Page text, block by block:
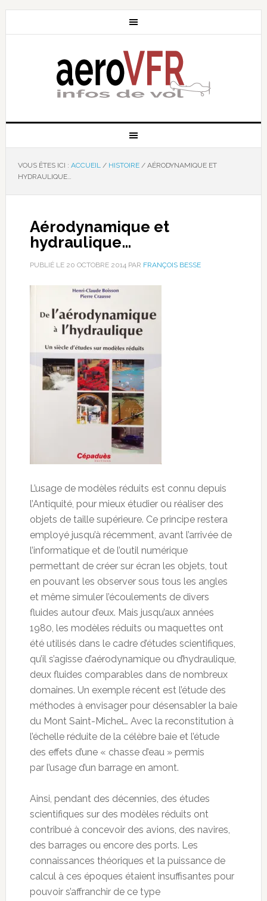
VOUS ÊTES ICI : ACCUEIL / HISTOIRE /AÉRODYNAMIQUE ET
HYDRAULIQUE…
Aérodynamique et
hydraulique…
PUBLIÉ LE 20 OCTOBRE 2014PAR FRANÇOIS BESSE
L’usage de modèles réduits est connu depuis
l’Antiquité, pour mieux étudier ou réaliser des
objets de taille supérieure. Ce principe restera
employé jusqu’à récemment, avant l’arrivée de
l’informatique et de l’outil numérique
permettant de créer sur écran les objets, tout
en pouvant les observer sous tous les angles
et même simuler l’écoulements de divers
fluides autour d’eux. Mais jusqu’aux années
1980, les modèles réduits ou maquettes ont
été utilisés dans le cadre d’études scientifiques,
qu’il s’agisse d’aérodynamique ou d’hydraulique,
deux fluides comparables dans de nombreux
domaines. Un exemple récent estl’étude des
méthodes à envisager pour désensabler la baie
du Mont Saint-Michel… Avec la reconstitution à
l’échelle réduite de la célèbre baie et l’étude
des effets d’une « chasse d’eau » permis
par l’usage d’un barrage en amont.
Ainsi, pendant des décennies, des études
scientifiques sur des modèles réduits ont
contribué à concevoir des avions, des navires,
des barrages ou encore des ports. Les
connaissances théoriques et la puissance de
calcul à ces époques étaient insuffisantes pour
pouvoir s’affranchir de ce type